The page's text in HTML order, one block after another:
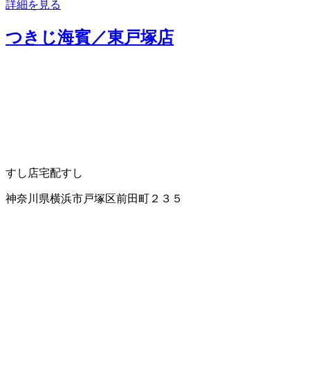
詳細を見る
つきじ海賓／東戸塚店
すし店宅配すし
神奈川県横浜市戸塚区前田町２３５